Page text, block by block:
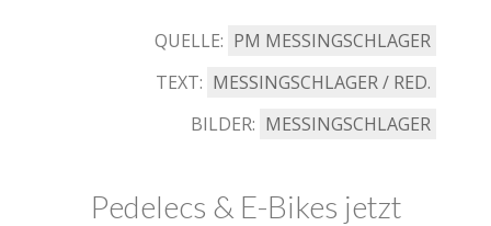
QUELLE: PM MESSINGSCHLAGER
TEXT: MESSINGSCHLAGER / RED.
BILDER: MESSINGSCHLAGER
Pedelecs & E-Bikes jetzt